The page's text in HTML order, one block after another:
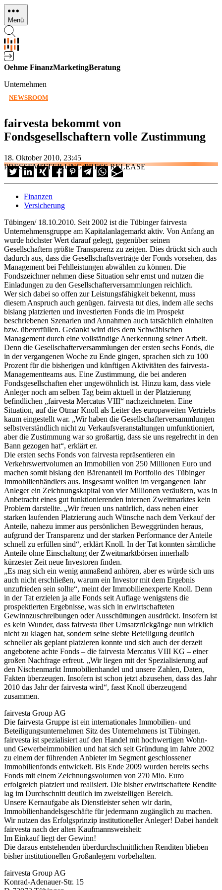
Direkt
zum
Inhalt
Menü
Oehme FinanzMarketingBeratung
Unternehmen
NEWSROOM
fairvesta bekommt von
Fondsgesellschaftern volle Zustimmung
18. Oktober 2010, 23:45
PRESSEMITTEILUNG/PRESS RELEASE
Finanzen
Versicherung
Tübingen/ 18.10.2010. Seit 2002 ist die Tübinger fairvesta
Unternehmensgruppe am Kapitalanlagemarkt aktiv. Von Anfang an
wurde höchster Wert darauf gelegt, gegenüber seinen
Gesellschaftern größte Transparenz zu zeigen. Dies drückt sich auch
dadurch aus, dass die Gesellschaftsverträge der Fonds vorsehen, das
Management bei Fehlleistungen abwählen zu können. Die
Fondszeichner nehmen diese Situation sehr ernst und nutzen die
Einladungen zu den Gesellschafterversammlungen reichlich.
Wer sich dabei so offen zur Leistungsfähigkeit bekennt, muss
diesem Anspruch auch genügen. fairvesta tut dies, indem alle sechs
bislang platzierten und investierten Fonds die im Prospekt
beschriebenen Szenarien und Annahmen auch tatsächlich einhalten
bzw. übererfüllen. Gedankt wird dies dem Schwäbischen
Management durch eine vollständige Anerkennung seiner Arbeit.
Denn die Gesellschafterversammlungen der ersten sechs Fonds, die
in der vergangenen Woche zu Ende gingen, sprachen sich zu 100
Prozent für die bisherigen und künftigen Aktivitäten des fairvesta-
Managementteams aus. Eine Zustimmung, die bei anderen
Fondsgesellschaften eher ungewöhnlich ist. Hinzu kam, dass viele
Anleger noch am selben Tag beim aktuell in der Platzierung
befindlichen „fairvesta Mercatus VIII“ nachzeichneten. Eine
Situation, auf die Otmar Knoll als Leiter des europaweiten Vertriebs
kaum eingestellt war. „Wir haben die Gesellschafterversammlungen
selbstverständlich nicht zu Verkaufsveranstaltungen umfunktioniert,
aber die Zustimmung war so großartig, dass sie uns regelrecht in den
Bann gezogen hat“, erklärt er.
Die ersten sechs Fonds von fairvesta repräsentieren ein
Verkehrswertvolumen an Immobilien von 250 Millionen Euro und
machen somit bislang den Bärenanteil im Portfolio des Tübinger
Immobilienhändlers aus. Insgesamt wollten im vergangenen Jahr
Anleger ein Zeichnungskapital von vier Millionen veräußern, was in
Anbetracht eines gut funktionierenden internen Zweitmarktes kein
Problem darstellte. „Wir freuen uns natürlich, dass neben einer
starken laufenden Platzierung auch Wünsche nach dem Verkauf der
Anteile, nahezu immer aus persönlichen Beweggründen heraus,
aufgrund der Transparenz und der starken Performance der Anteile
schnell zu erfüllen sind“, erklärt Knoll. In der Tat konnten sämtliche
Anteile ohne Einschaltung der Zweitmarktbörsen innerhalb
kürzester Zeit neue Investoren finden.
„Es mag sich ein wenig anmaßend anhören, aber es würde sich uns
auch nicht erschließen, warum ein Investor mit dem Ergebnis
unzufrieden sein sollte“, meint der Immobilienexperte Knoll. Denn
in der Tat erzielen ja alle Fonds seit Auflage wenigstens die
prospektierten Ergebnisse, was sich in erwirtschafteten
Gewinnzuschreibungen oder Ausschüttungen ausdrückt. Insofern ist
es kein Wunder, dass fairvesta über Umsatzrückgänge nun wirklich
nicht zu klagen hat, sondern seine siebte Beteiligung deutlich
schneller als geplant platzieren konnte und sich auch der derzeit
angebotene achte Fonds – die fairvesta Mercatus VIII KG – einer
großen Nachfrage erfreut. „Wir liegen mit der Spezialisierung auf
den Nischenmarkt Immobilienhandel und unsere Zahlen, Daten,
Fakten überzeugen. Insofern ist schon jetzt abzusehen, dass das Jahr
2010 das Jahr der fairvesta wird“, fasst Knoll überzeugend
zusammen.
fairvesta Group AG
Die fairvesta Gruppe ist ein internationales Immobilien- und
Beteiligungsunternehmen Sitz des Unternehmens ist Tübingen.
fairvesta ist spezialisiert auf den Handel mit hochwertigen Wohn-
und Gewerbeimmobilien und hat sich seit Gründung im Jahre 2002
zu einem der führenden Anbieter im Segment geschlossener
Immobilienfonds entwickelt. Bis Ende 2009 wurden bereits sechs
Fonds mit einem Zeichnungsvolumen von 270 Mio. Euro
erfolgreich platziert und realisiert. Die bisher erwirtschaftete Rendite
lag im Durchschnitt deutlich im zweistelligen Bereich.
Unsere Kernaufgabe als Dienstleister sehen wir darin,
Immobilienhandelsgeschäfte für jedermann zugänglich zu machen.
Wir nutzen das Erfolgsprinzip institutioneller Anleger! Dabei handelt
fairvesta nach der alten Kaufmannsweisheit:
Im Einkauf liegt der Gewinn!
Die daraus entstehenden überdurchschnittlichen Renditen blieben
bisher institutionellen Großanlegern vorbehalten.
fairvesta Group AG
Konrad-Adenauer-Str. 15